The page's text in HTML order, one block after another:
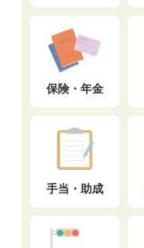
保険・年金
手当・助成